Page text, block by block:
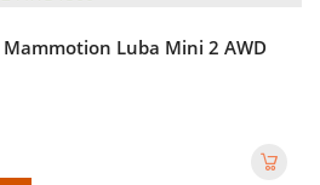
Luba Mini 2 AWD